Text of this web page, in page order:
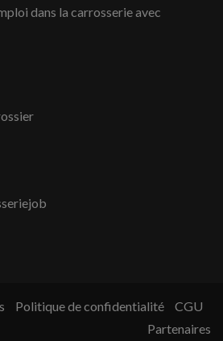
dans la carrosserie avec
Politique de confidentialité
CGU
Partenaires